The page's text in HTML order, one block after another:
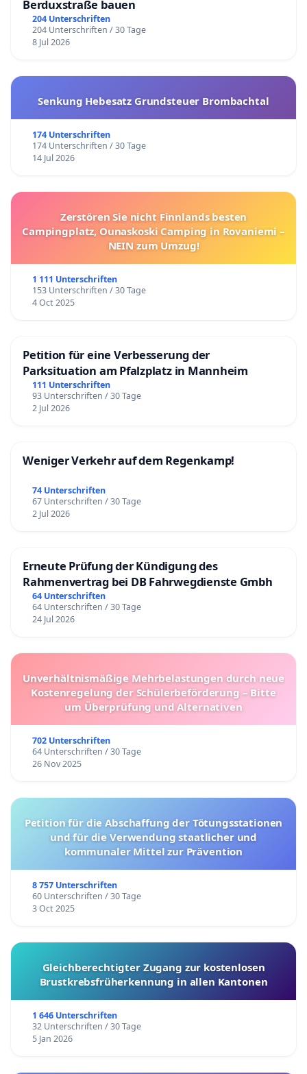
Berduxstraße bauen
204 Unterschriften
204 Unterschriften / 30 Tage
8 Jul 2026
Senkung Hebesatz Grundsteuer Brombachtal
174 Unterschriften
174 Unterschriften / 30 Tage
14 Jul 2026
Zerstören Sie nicht Finnlands besten
Campingplatz, Ounaskoski Camping in Rovaniemi –
NEIN zum Umzug!
1 111 Unterschriften
153 Unterschriften / 30 Tage
4 Oct 2025
Petition für eine Verbesserung der
Parksituation am Pfalzplatz in Mannheim
111 Unterschriften
93 Unterschriften / 30 Tage
2 Jul 2026
Weniger Verkehr auf dem Regenkamp!
74 Unterschriften
67 Unterschriften / 30 Tage
2 Jul 2026
Erneute Prüfung der Kündigung des
Rahmenvertrag bei DB Fahrwegdienste Gmbh
64 Unterschriften
64 Unterschriften / 30 Tage
24 Jul 2026
Unverhältnismäßige Mehrbelastungen durch neue
Kostenregelung der Schülerbeförderung – Bitte
um Überprüfung und Alternativen
702 Unterschriften
64 Unterschriften / 30 Tage
26 Nov 2025
Petition für die Abschaffung der Tötungsstationen
und für die Verwendung staatlicher und
kommunaler Mittel zur Prävention
8 757 Unterschriften
60 Unterschriften / 30 Tage
3 Oct 2025
Gleichberechtigter Zugang zur kostenlosen
Brustkrebsfrüherkennung in allen Kantonen
1 646 Unterschriften
32 Unterschriften / 30 Tage
5 Jan 2026